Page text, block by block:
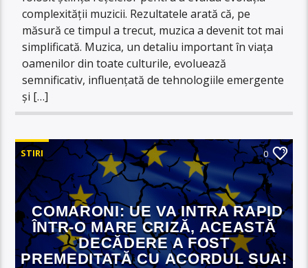
complexității muzicii. Rezultatele arată că, pe
măsură ce timpul a trecut, muzica a devenit tot mai
simplificată. Muzica, un detaliu important în viața
oamenilor din toate culturile, evoluează
semnificativ, influențată de tehnologiile emergente
și […]
STIRI 0
COMARONI: UE VA INTRA RAPID
ÎNTR-O MARE CRIZĂ, ACEASTĂ
DECĂDERE A FOST
PREMEDITATĂ CU ACORDUL SUA!